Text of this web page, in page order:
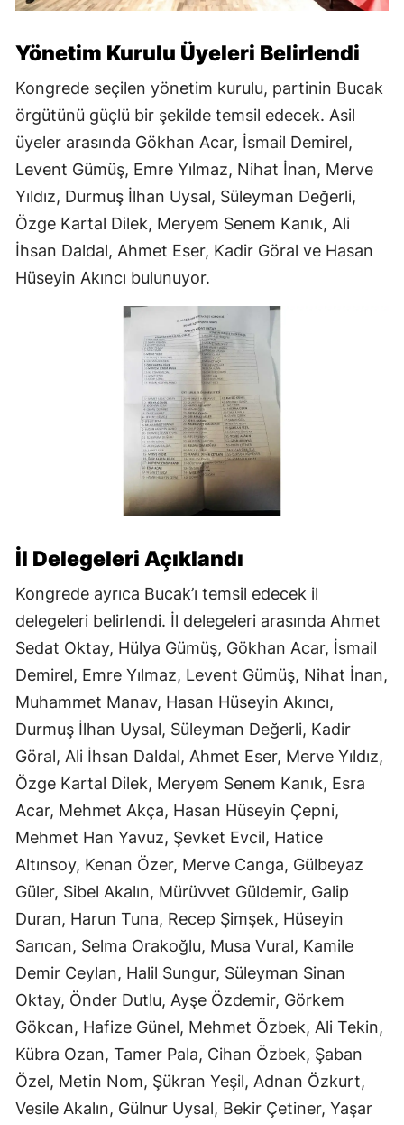
Yönetim Kurulu Üyeleri Belirlendi
Kongrede seçilen yönetim kurulu, partinin Bucak
örgütünü güçlü bir şekilde temsil edecek. Asil
üyeler arasında Gökhan Acar, İsmail Demirel,
Levent Gümüş, Emre Yılmaz, Nihat İnan, Merve
Yıldız, Durmuş İlhan Uysal, Süleyman Değerli,
Özge Kartal Dilek, Meryem Senem Kanık, Ali
İhsan Daldal, Ahmet Eser, Kadir Göral ve Hasan
Hüseyin Akıncı bulunuyor.
İl Delegeleri Açıklandı
Kongrede ayrıca Bucak’ı temsil edecek il
delegeleri belirlendi. İl delegeleri arasında Ahmet
Sedat Oktay, Hülya Gümüş, Gökhan Acar, İsmail
Demirel, Emre Yılmaz, Levent Gümüş, Nihat İnan,
Muhammet Manav, Hasan Hüseyin Akıncı,
Durmuş İlhan Uysal, Süleyman Değerli, Kadir
Göral, Ali İhsan Daldal, Ahmet Eser, Merve Yıldız,
Özge Kartal Dilek, Meryem Senem Kanık, Esra
Acar, Mehmet Akça, Hasan Hüseyin Çepni,
Mehmet Han Yavuz, Şevket Evcil, Hatice
Altınsoy, Kenan Özer, Merve Canga, Gülbeyaz
Güler, Sibel Akalın, Mürüvvet Güldemir, Galip
Duran, Harun Tuna, Recep Şimşek, Hüseyin
Sarıcan, Selma Orakoğlu, Musa Vural, Kamile
Demir Ceylan, Halil Sungur, Süleyman Sinan
Oktay, Önder Dutlu, Ayşe Özdemir, Görkem
Gökcan, Hafize Günel, Mehmet Özbek, Ali Tekin,
Kübra Ozan, Tamer Pala, Cihan Özbek, Şaban
Özel, Metin Nom, Şükran Yeşil, Adnan Özkurt,
Vesile Akalın, Gülnur Uysal, Bekir Çetiner, Yaşar